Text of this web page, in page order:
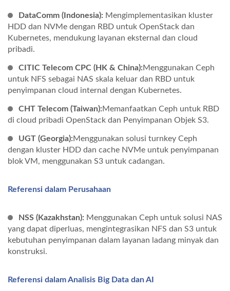
DataComm (Indonesia): Mengimplementasikan kluster
HDD dan NVMe dengan RBD untuk OpenStack dan
Kubernetes, mendukung layanan eksternal dan cloud
pribadi.
CITIC Telecom CPC (HK & China):Menggunakan Ceph
untuk NFS sebagai NAS skala keluar dan RBD untuk
penyimpanan cloud internal dengan Kubernetes.
CHT Telecom (Taiwan):Memanfaatkan Ceph untuk RBD
di cloud pribadi OpenStack dan Penyimpanan Objek S3.
UGT (Georgia):Menggunakan solusi turnkey Ceph
dengan kluster HDD dan cache NVMe untuk penyimpanan
blok VM, menggunakan S3 untuk cadangan.
Referensi dalam Perusahaan
NSS (Kazakhstan): Menggunakan Ceph untuk solusi NAS
yang dapat diperluas, mengintegrasikan NFS dan S3 untuk
kebutuhan penyimpanan dalam layanan ladang minyak dan
konstruksi.
Referensi dalam Analisis Big Data dan AI